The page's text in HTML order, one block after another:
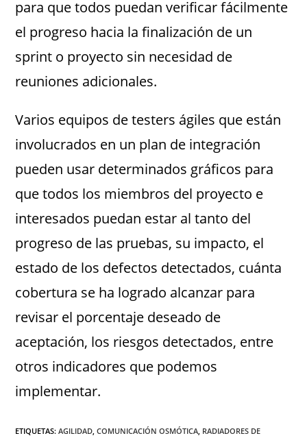
para que todos puedan verificar fácilmente
el progreso hacia la finalización de un
sprint o proyecto sin necesidad de
reuniones adicionales​​.
Varios equipos de testers ágiles que están
involucrados en un plan de integración
pueden usar determinados gráficos para
que todos los miembros del proyecto e
interesados puedan estar al tanto del
progreso de las pruebas, su impacto, el
estado de los defectos detectados, cuánta
cobertura se ha logrado alcanzar para
revisar el porcentaje deseado de
aceptación, los riesgos detectados, entre
otros indicadores que podemos
implementar.
ETIQUETAS:AGILIDAD, COMUNICACIÓN OSMÓTICA, RADIADORES DE